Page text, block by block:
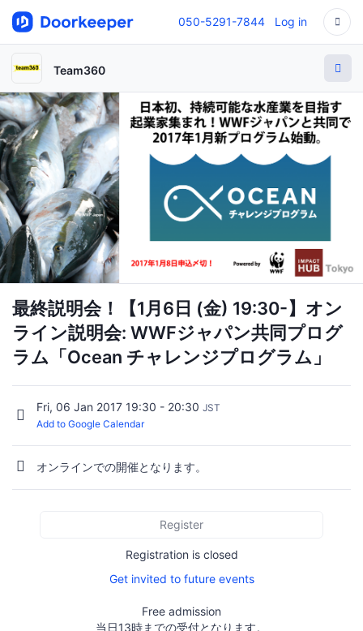
050-5291-7844 Log in
Team360
最終説明会！【1月6日 (金) 19:30-】オン
ライン説明会: WWFジャパン共同プログ
ラム「Ocean チャレンジプログラム」
Fri, 06 Jan 2017 19:30 - 20:30 JST
Add to Google Calendar
オンラインでの開催となります。
Register
Registration is closed
Get invited to future events
Free admission
当日13時までの受付となります。